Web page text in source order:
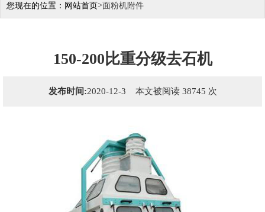
您现在的位置： 网站首页>面粉机附件
150-200比重分级去石机
发布时间:2020-12-3 本文被阅读 38745 次